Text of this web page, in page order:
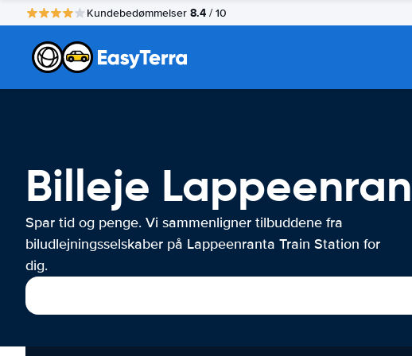
Kundebedømmelser 8.4 / 10
Billeje
Spar tid og penge. Vi sammenligner tilbuddene fra
biludlejningsselskaber på Lappeenranta Train Station for
dig.